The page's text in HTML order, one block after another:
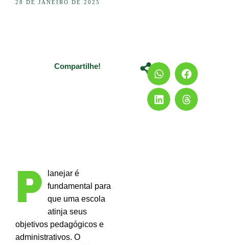
28 DE JANEIRO DE 2025
Compartilhe!
P
lanejar é
fundamental para
que uma escola
atinja seus
objetivos pedagógicos e
administrativos. O